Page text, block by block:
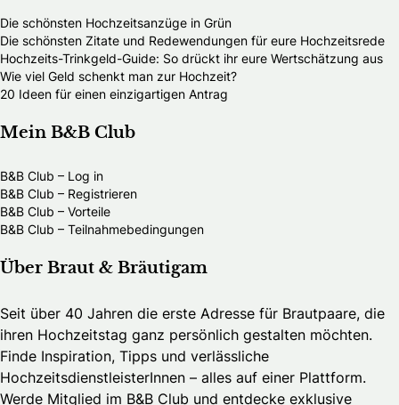
Die schönsten Hochzeitsanzüge in Grün
Die schönsten Zitate und Redewendungen für eure Hochzeitsrede
Hochzeits-Trinkgeld-Guide: So drückt ihr eure Wertschätzung aus
Wie viel Geld schenkt man zur Hochzeit?
20 Ideen für einen einzigartigen Antrag
Mein B&B Club
B&B Club – Log in
B&B Club – Registrieren
B&B Club – Vorteile
B&B Club – Teilnahmebedingungen
Über Braut & Bräutigam
Seit über 40 Jahren die erste Adresse für Brautpaare, die
ihren Hochzeitstag ganz persönlich gestalten möchten.
Finde Inspiration, Tipps und verlässliche
HochzeitsdienstleisterInnen – alles auf einer Plattform.
Werde Mitglied im B&B Club und entdecke exklusive